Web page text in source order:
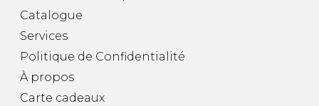
Catalogue
Services
Politique de Confidentialité
À propos
Carte cadeaux